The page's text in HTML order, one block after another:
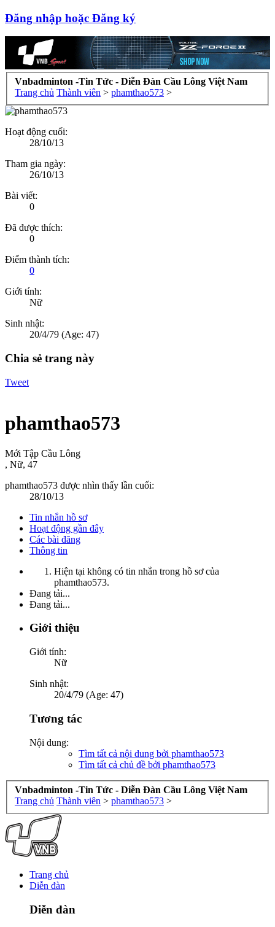
Đăng nhập hoặc Đăng ký
Vnbadminton -Tin Tức - Diễn Đàn Cầu Lông Việt Nam
Trang chủ Thành viên > phamthao573 >
Hoạt động cuối:
28/10/13
Tham gia ngày:
26/10/13
Bài viết:
0
Đã được thích:
0
Điểm thành tích:
0
Giới tính:
Nữ
Sinh nhật:
20/4/79 (Age: 47)
Chia sẻ trang này
Tweet
phamthao573
Mới Tập Cầu Lông
, Nữ, 47
phamthao573 được nhìn thấy lần cuối:
28/10/13
Tin nhắn hồ sơ
Hoạt động gần đây
Các bài đăng
Thông tin
Hiện tại không có tin nhắn trong hồ sơ của
phamthao573.
Đang tải...
Đang tải...
Giới thiệu
Giới tính:
Nữ
Sinh nhật:
20/4/79 (Age: 47)
Tương tác
Nội dung:
Tìm tất cả nội dung bởi phamthao573
Tìm tất cả chủ đề bởi phamthao573
Vnbadminton -Tin Tức - Diễn Đàn Cầu Lông Việt Nam
Trang chủ Thành viên > phamthao573 >
Trang chủ
Diễn đàn
Diễn đàn